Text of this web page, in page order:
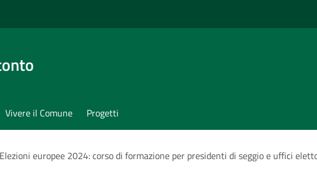
Vivere il Comune Progetti
Elezioni europee 2024: corso di formazione per presidenti di seggio e uffici